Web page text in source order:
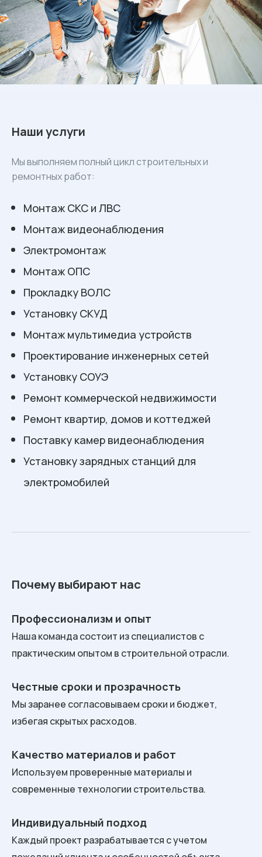
Наши услуги
Мы выполняем полный цикл строительных и
ремонтных работ:
Монтаж СКС и ЛВС
Монтаж видеонаблюдения
Электромонтаж
Монтаж ОПС
Прокладку ВОЛС
Установку СКУД
Монтаж мультимедиа устройств
Проектирование инженерных сетей
Установку СОУЭ
Ремонт коммерческой недвижимости
Ремонт квартир, домов и коттеджей
Поставку камер видеонаблюдения
Установку зарядных станций для
электромобилей
Почему выбирают нас
Профессионализм и опыт
Наша команда состоит из специалистов с
практическим опытом в строительной отрасли.
Честные сроки и прозрачность
Мы заранее согласовываем сроки и бюджет,
избегая скрытых расходов.
Качество материалов и работ
Используем проверенные материалы и
современные технологии строительства.
Индивидуальный подход
Каждый проект разрабатывается с учетом